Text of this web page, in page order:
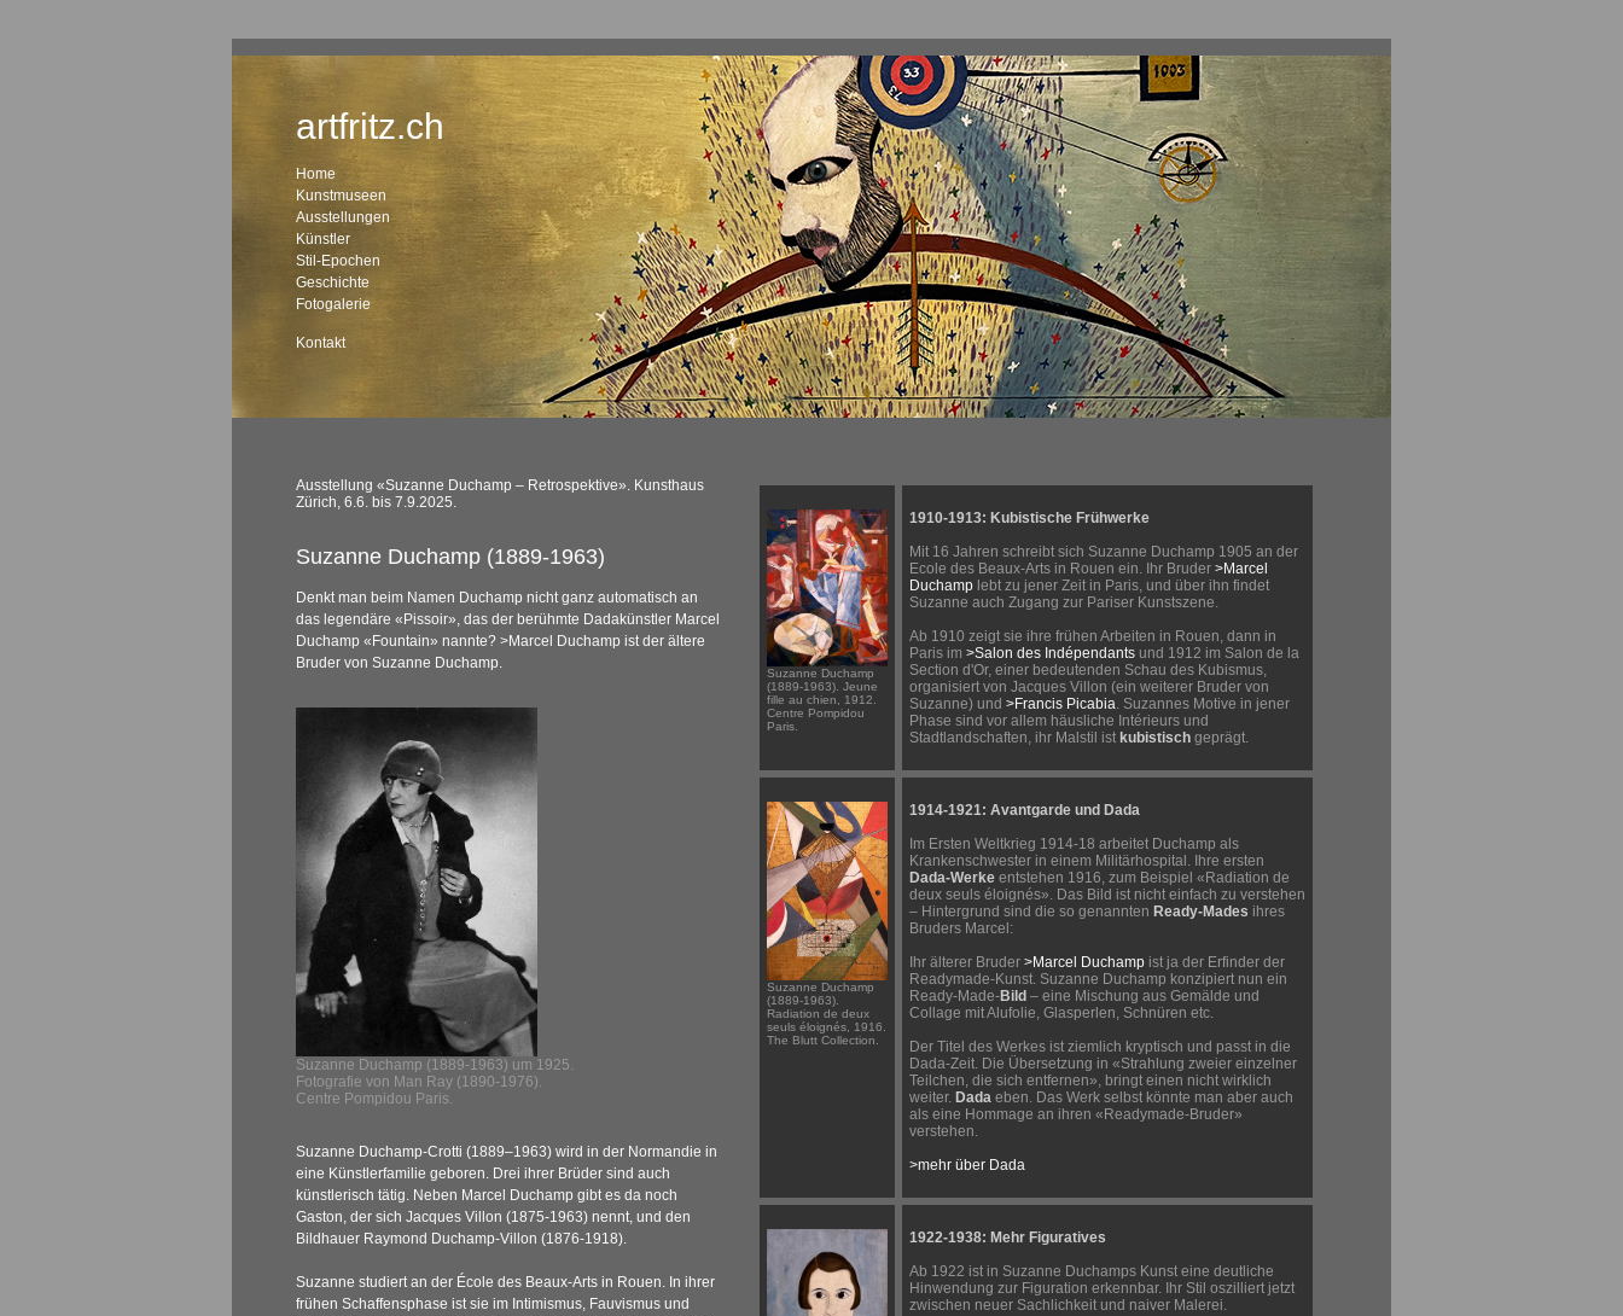
artfritz.ch
Home
Kunstmuseen
Ausstellungen
Künstler
Stil-Epochen
Geschichte
Fotogalerie
Kontakt
Ausstellung «Suzanne Duchamp – Retrospektive». Kunsthaus
Zürich, 6.6. bis 7.9.2025.
Suzanne Duchamp (1889-1963)
Denkt man beim Namen Duchamp nicht ganz automatisch an
das legendäre «Pissoir», das der berühmte Dadakünstler Marcel
Duchamp «Fountain» nannte? >Marcel Duchamp ist der ältere
Bruder von Suzanne Duchamp.
Suzanne Duchamp (1889-1963) um 1925.
Fotografie von Man Ray (1890-1976).
Centre Pompidou Paris.
Suzanne Duchamp-Crotti (1889–1963) wird in der Normandie in
eine Künstlerfamilie geboren. Drei ihrer Brüder sind auch
künstlerisch tätig. Neben Marcel Duchamp gibt es da noch
Gaston, der sich Jacques Villon (1875-1963) nennt, und den
Bildhauer Raymond Duchamp-Villon (1876-1918).
Suzanne studiert an der École des Beaux-Arts in Rouen. In ihrer
frühen Schaffensphase ist sie im Intimismus, Fauvismus und
Suzanne Duchamp
(1889-1963). Jeune
fille au chien, 1912.
Centre Pompidou
Paris.
1910-1913: Kubistische Frühwerke
Mit 16 Jahren schreibt sich Suzanne Duchamp 1905 an der
Ecole des Beaux-Arts in Rouen ein. Ihr Bruder >Marcel
Duchamp lebt zu jener Zeit in Paris, und über ihn findet
Suzanne auch Zugang zur Pariser Kunstszene.
Ab 1910 zeigt sie ihre frühen Arbeiten in Rouen, dann in
Paris im >Salon des Indépendants und 1912 im Salon de la
Section d'Or, einer bedeutenden Schau des Kubismus,
organisiert von Jacques Villon (ein weiterer Bruder von
Suzanne) und >Francis Picabia. Suzannes Motive in jener
Phase sind vor allem häusliche Intérieurs und
Stadtlandschaften, ihr Malstil ist kubistisch geprägt.
Suzanne Duchamp
(1889-1963).
Radiation de deux
seuls éloignés, 1916.
The Blutt Collection.
1914-1921: Avantgarde und Dada
Im Ersten Weltkrieg 1914-18 arbeitet Duchamp als
Krankenschwester in einem Militärhospital. Ihre ersten
Dada-Werke entstehen 1916, zum Beispiel «Radiation de
deux seuls éloignés». Das Bild ist nicht einfach zu verstehen
– Hintergrund sind die so genannten Ready-Mades ihres
Bruders Marcel:
Ihr älterer Bruder >Marcel Duchamp ist ja der Erfinder der
Readymade-Kunst. Suzanne Duchamp konzipiert nun ein
Ready-Made-Bild – eine Mischung aus Gemälde und
Collage mit Alufolie, Glasperlen, Schnüren etc.
Der Titel des Werkes ist ziemlich kryptisch und passt in die
Dada-Zeit. Die Übersetzung in «Strahlung zweier einzelner
Teilchen, die sich entfernen», bringt einen nicht wirklich
weiter. Dada eben. Das Werk selbst könnte man aber auch
als eine Hommage an ihren «Readymade-Bruder»
verstehen.
>mehr über Dada
1922-1938: Mehr Figuratives
Ab 1922 ist in Suzanne Duchamps Kunst eine deutliche
Hinwendung zur Figuration erkennbar. Ihr Stil oszilliert jetzt
zwischen neuer Sachlichkeit und naiver Malerei.